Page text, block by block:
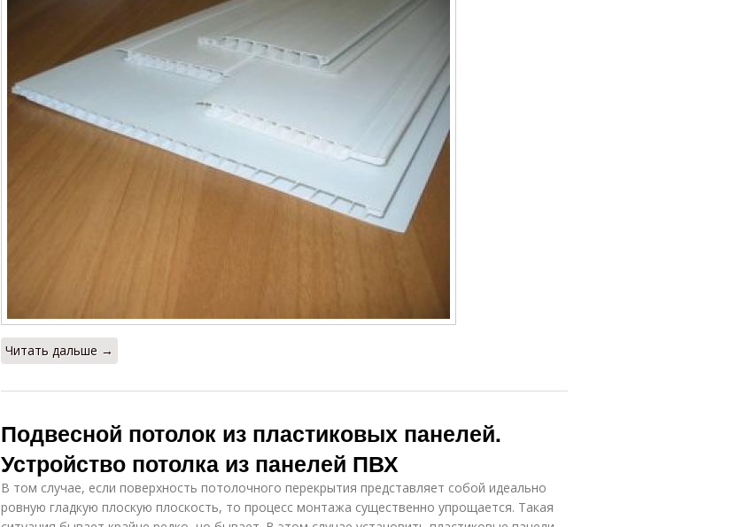
Читать дальше →
Подвесной потолок из пластиковых панелей.
Устройство потолка из панелей ПВХ
В том случае, если поверхность потолочного перекрытия представляет собой идеально
ровную гладкую плоскую плоскость, то процесс монтажа существенно упрощается. Такая